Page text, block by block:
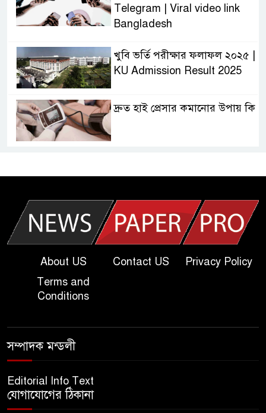
Telegram | Viral video link
Bangladesh
খুবি ভর্তি পরীক্ষার ফলাফল ২০২৫ |
KU Admission Result 2025
দ্রুত হাই প্রেসার কমানোর উপায় কি
| Today Dakhil Exam
খুবি সি ইউনিট ভর্তি পরীক্ষার প্রশ্ন
২০২৫ | KU C Unit Admission
Question
About US Contact US
Privacy Policy
Terms and
Conditions
সম্পাদক মন্ডলী
Editorial Info Text
যোগাযোগের ঠিকানা